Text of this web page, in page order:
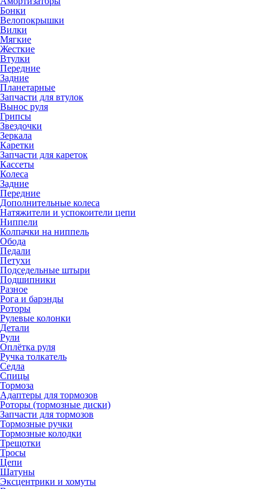
Бонки
Велопокрышки
Вилки
Мягкие
Жесткие
Втулки
Передние
Задние
Планетарные
Запчасти для втулок
Вынос руля
Грипсы
Звездочки
Зеркала
Каретки
Запчасти для кареток
Кассеты
Колеса
Задние
Передние
Дополнительные колеса
Натяжители и успокоители цепи
Ниппели
Колпачки на ниппель
Обода
Педали
Петухи
Подседельные штыри
Подшипники
Разное
Рога и барэнды
Роторы
Рулевые колонки
Детали
Рули
Оплётка руля
Ручка толкатель
Седла
Спицы
Тормоза
Адаптеры для тормозов
Роторы (тормозные диски)
Запчасти для тормозов
Тормозные ручки
Тормозные колодки
Трещотки
Тросы
Цепи
Шатуны
Эксцентрики и хомуты